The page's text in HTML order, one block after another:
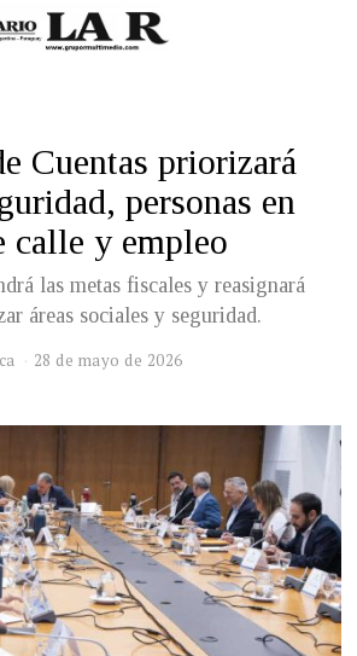
Cuentas priorizará
personas en
calle y empleo
las metas fiscales y reasignará
áreas sociales y seguridad.
28 de mayo de 2026